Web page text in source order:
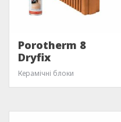
Porotherm 8
Dryfix
Керамічні блоки